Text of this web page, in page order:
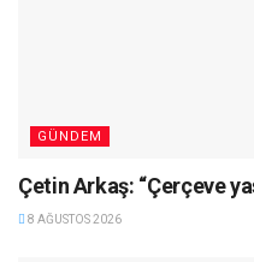
GÜNDEM
Çetin Arkaş: “Çerçeve
8 AĞUSTOS 2026